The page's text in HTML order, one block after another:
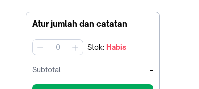
Atur jumlah dan catatan
jumlah Stok: Habis
Subtotal -